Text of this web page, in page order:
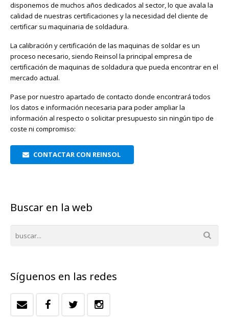
disponemos de muchos años dedicados al sector, lo que avala la
calidad de nuestras certificaciones y la necesidad del cliente de
certificar su maquinaria de soldadura.
La calibración y certificación de las maquinas de soldar es un
proceso necesario, siendo Reinsol la principal empresa de
certificación de maquinas de soldadura que pueda encontrar en el
mercado actual.
Pase por nuestro apartado de contacto donde encontrará todos
los datos e información necesaria para poder ampliar la
información al respecto o solicitar presupuesto sin ningún tipo de
coste ni compromiso:
CONTACTAR CON REINSOL
Buscar en la web
Síguenos en las redes